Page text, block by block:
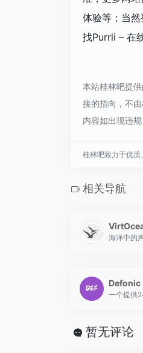
体验等；当
找Purrli – 在
本站桂林吧提
接的指向，不
内容如出现违
桂林吧致力于优质
相关导航
海洋中的
Defonic
一个提供
暂无评论